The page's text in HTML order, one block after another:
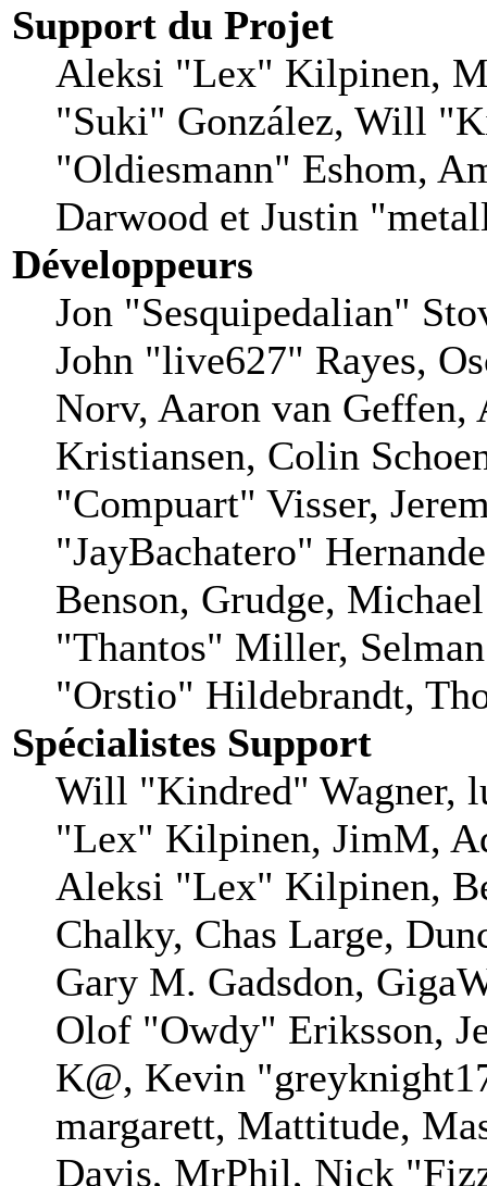
Support du Projet
Aleksi "Lex" Kilpinen,
"Suki" González, Will
"Oldiesmann" Eshom,
Darwood et Justin
Développeurs
Jon "Sesquipedalian"
John "live627" Rayes,
Norv, Aaron van
Kristiansen, Colin
"Compuart" Visser,
"JayBachatero"
Benson, Grudge,
"Thantos" Miller,
"Orstio" Hildebrandt,
Spécialistes Support
Will "Kindred" Wagner,
"Lex" Kilpinen, JimM,
Aleksi "Lex" Kilpinen,
Chalky, Chas Large,
Gary M. Gadsdon,
Olof "Owdy" Eriksson,
K@, Kevin
margarett, Mattitude,
Davis, MrPhil, Nick